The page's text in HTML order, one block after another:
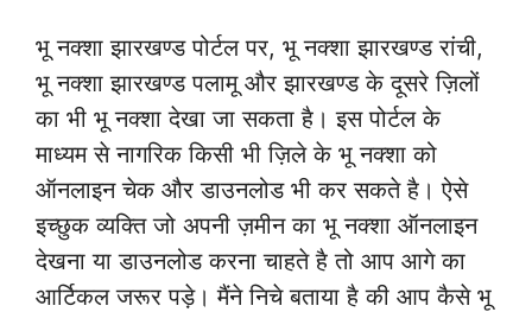
भू नक्शा झारखण्ड पोर्टल पर, भू नक्शा झारखण्ड रांची,
भू नक्शा झारखण्ड पलामू और झारखण्ड के दूसरे ज़िलों
का भी भू नक्शा देखा जा सकता है। इस पोर्टल के
माध्यम से नागरिक किसी भी ज़िले के भू नक्शा को
ऑनलाइन चेक और डाउनलोड भी कर सकते है। ऐसे
इच्छुक व्यक्ति जो अपनी ज़मीन का भू नक्शा ऑनलाइन
देखना या डाउनलोड करना चाहते है तो आप आगे का
आर्टिकल जरूर पड़े। मैंने निचे बताया है की आप कैसे भू